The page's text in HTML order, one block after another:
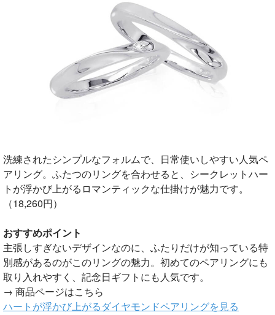
洗練されたシンプルなフォルムで、日常使いしやすい人気ペ
アリング。ふたつのリングを合わせると、シークレットハー
トが浮かび上がるロマンティックな仕掛けが魅力です。
（18,260円）
おすすめポイント
主張しすぎないデザインなのに、ふたりだけが知っている特
別感があるのがこのリングの魅力。初めてのペアリングにも
取り入れやすく、記念日ギフトにも人気です。
→ 商品ページはこちら
ハートが浮かび上がるダイヤモンドペアリングを見る